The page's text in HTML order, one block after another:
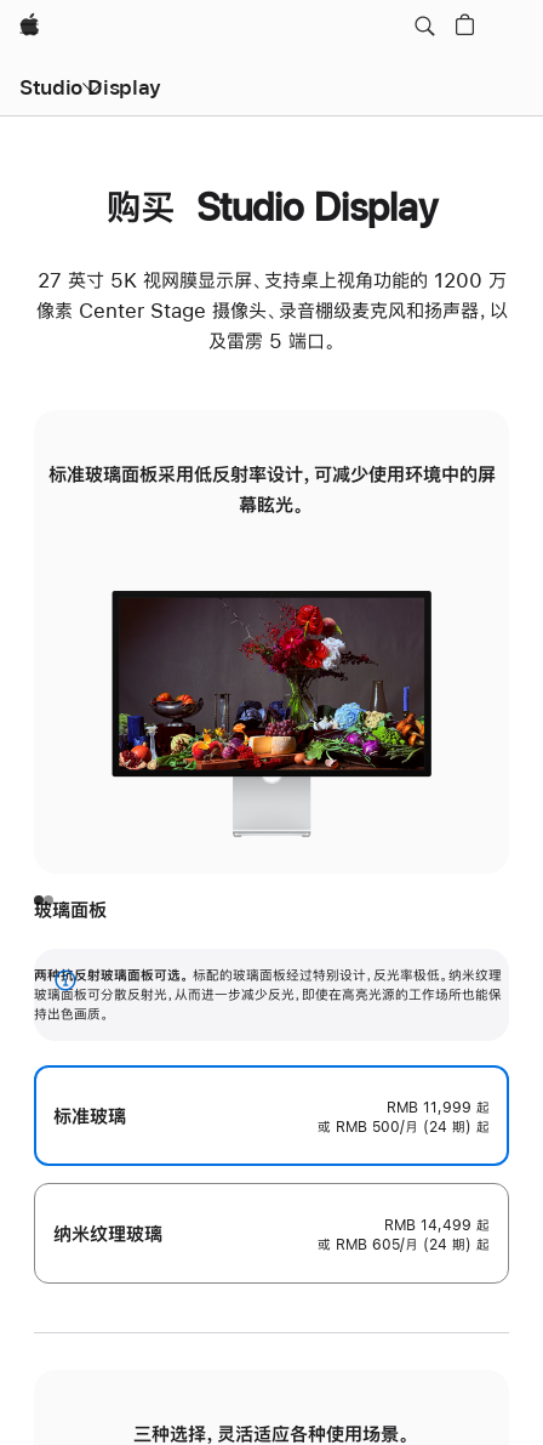
Apple
Studio Display
购买 Studio Display
27 英寸 5K 视网膜显示屏、支持桌上视角功能的 1200 万
像素 Center Stage 摄像头、录音棚级麦克风和扬声器，以
及雷雳 5 端口。
标准玻璃面板采用低反射率设计，可减少使用环境中的屏
幕眩光。
玻璃面板
两种抗反射玻璃面板可选。 标配的玻璃面板经过特别设计，反光率极低。纳米纹理
玻璃面板可分散反射光，从而进一步减少反光，即使在高亮光源的工作场所也能保
持出色画质。
展
开
标准玻璃 RMB 11,999 起
或 RMB 500/月 (24 期) 起
纳米纹理玻璃 RMB 14,499 起
或 RMB 605/月 (24 期) 起
三种选择，灵活适应各种使用场景。